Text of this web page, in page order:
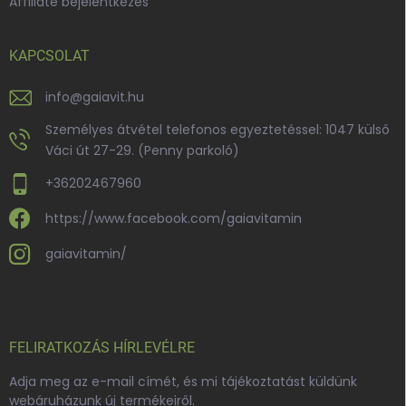
KAPCSOLAT
info@gaiavit.hu
Személyes átvétel telefonos egyeztetéssel: 1047 külső
Váci út 27-29. (Penny parkoló)
+36202467960
https://www.facebook.com/gaiavitamin
gaiavitamin/
FELIRATKOZÁS HÍRLEVÉLRE
Adja meg az e-mail címét, és mi tájékoztatást küldünk
webáruházunk új termékeiről.